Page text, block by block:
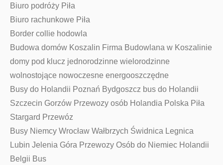
Biuro podróży Piła
Biuro rachunkowe Piła
Border collie hodowla
Budowa domów Koszalin Firma Budowlana w Koszalinie
domy pod klucz jednorodzinne wielorodzinne
wolnostojące nowoczesne energooszczędne
Busy do Holandii Poznań Bydgoszcz bus do Holandii
Szczecin Gorzów Przewozy osób Holandia Polska Piła
Stargard Przewóz
Busy Niemcy Wrocław Wałbrzych Świdnica Legnica
Lubin Jelenia Góra Przewozy Osób do Niemiec Holandii
Belgii Bus